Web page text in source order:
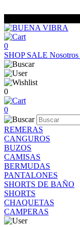
0
SHOP SALE Nosotros
0
0
REMERAS
CANGUROS
BUZOS
CAMISAS
BERMUDAS
PANTALONES
SHORTS DE BAÑO
SHORTS
CHAQUETAS
CAMPERAS